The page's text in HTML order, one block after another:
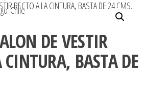
carton cortado
Tallajes o
carton
Escalados de
,Graduaciones
design,
Tallajes o
escalados en
carton ,
Tizados ,
DE VESTIR
CINTURA, BASTA DE